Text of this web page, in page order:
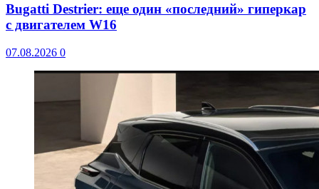
Bugatti Destrier: еще один «последний» гиперкар
с двигателем W16
07.08.2026 0